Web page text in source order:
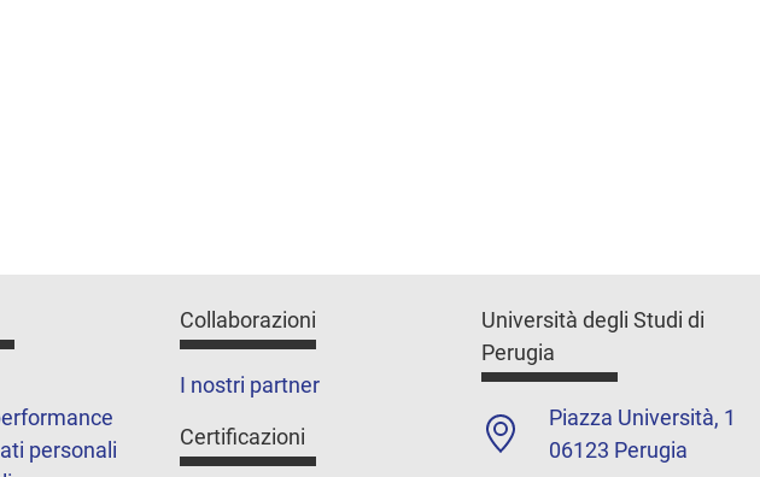
personali
Collaborazioni
I nostri partner
Certificazioni
Università degli Studi di
Perugia
Piazza Università, 1
06123 Perugia